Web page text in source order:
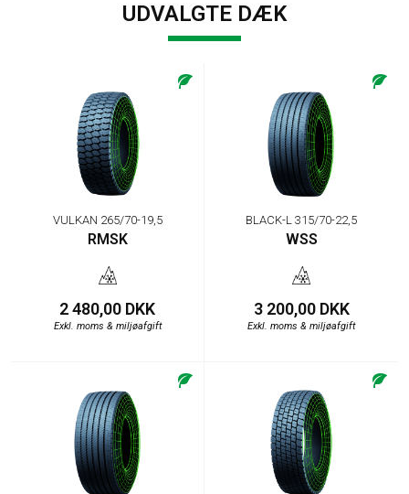
UDVALGTE DÆK
VULKAN 265/70-19,5
RMSK
2 480,00 DKK
Exkl. moms & miljøafgift
BLACK-L 315/70-22,5
WSS
3 200,00 DKK
Exkl. moms & miljøafgift